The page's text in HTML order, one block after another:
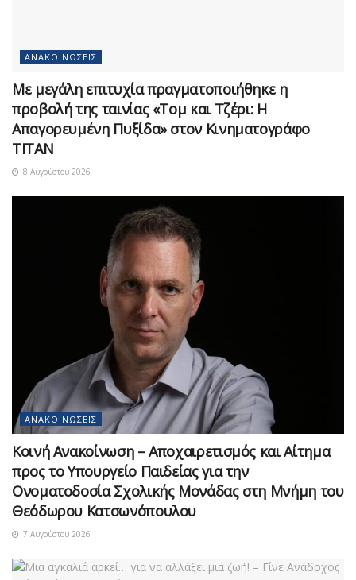
ΑΝΑΚΟΙΝΏΣΕΙΣ
Με μεγάλη επιτυχία πραγματοποιήθηκε η
προβολή της ταινίας «Τομ και Τζέρι: Η
Απαγορευμένη Πυξίδα» στον Κινηματογράφο
ΤΙΤΑΝ
8 Αυγούστου 2026
ΑΝΑΚΟΙΝΏΣΕΙΣ
Κοινή Ανακοίνωση – Αποχαιρετισμός και Αίτημα
προς το Υπουργείο Παιδείας για την
Ονοματοδοσία Σχολικής Μονάδας στη Μνήμη του
Θεόδωρου Κατσωνόπουλου
7 Αυγούστου 2026